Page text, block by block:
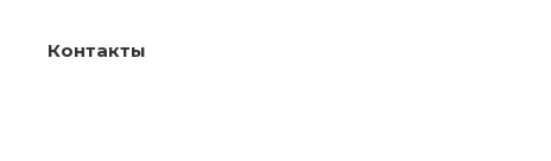
Контакты